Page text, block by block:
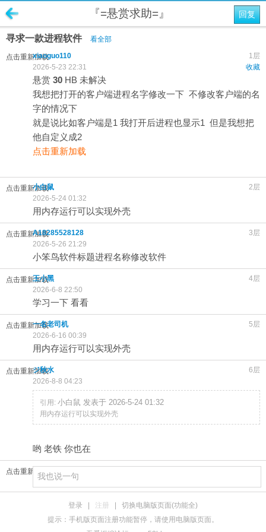
回复
『=悬赏求助=』
寻求一款进程软件 看全部
点击重新加载 1层
xiaoguo110
收藏
2026-5-23 22:31
悬赏 30 HB 未解决
我想把打开的客户端进程名字修改一下 不修改客户端的名
字的情况下
就是说比如客户端是1 我打开后进程也显示1 但是我想把
他自定义成2
点击重新加载
点击重新加载 2层
小白鼠
2026-5-24 01:32
用内存运行可以实现外壳
点击重新加载 3层
A18285528128
2026-5-26 21:29
小笨鸟软件标题进程名称修改软件
点击重新加载 4层
王小黑
2026-6-8 22:50
学习一下 看看
点击重新加载 5层
一名老司机
2026-6-16 00:39
用内存运行可以实现外壳
点击重新加载 6层
ジ秋水
2026-8-8 04:23
引用: 小白鼠 发表于 2026-5-24 01:32
用内存运行可以实现外壳
哟 老铁 你也在
点击重新加载
登录 注册
切换电脑版页面(功能全)
提示：手机版页面注册功能暂停，请使用电脑版页面。